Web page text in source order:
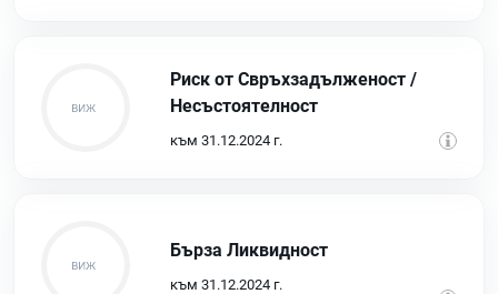
Риск от Свръхзадълженост /
Несъстоятелност
към 31.12.2024 г.
Бърза Ликвидност
към 31.12.2024 г.